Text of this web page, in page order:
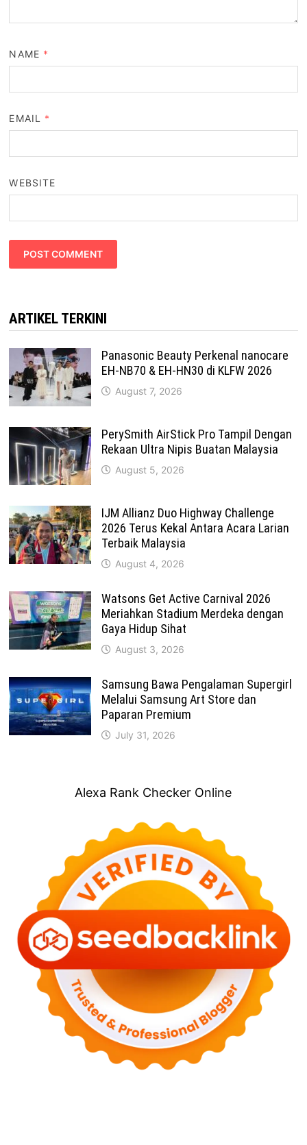
NAME *
EMAIL *
WEBSITE
ARTIKEL TERKINI
Panasonic Beauty Perkenal nanocare
EH-NB70 & EH-HN30 di KLFW 2026
August 7, 2026
PerySmith AirStick Pro Tampil Dengan
Rekaan Ultra Nipis Buatan Malaysia
August 5, 2026
IJM Allianz Duo Highway Challenge
2026 Terus Kekal Antara Acara Larian
Terbaik Malaysia
August 4, 2026
Watsons Get Active Carnival 2026
Meriahkan Stadium Merdeka dengan
Gaya Hidup Sihat
August 3, 2026
Samsung Bawa Pengalaman Supergirl
Melalui Samsung Art Store dan
Paparan Premium
July 31, 2026
Alexa Rank Checker Online